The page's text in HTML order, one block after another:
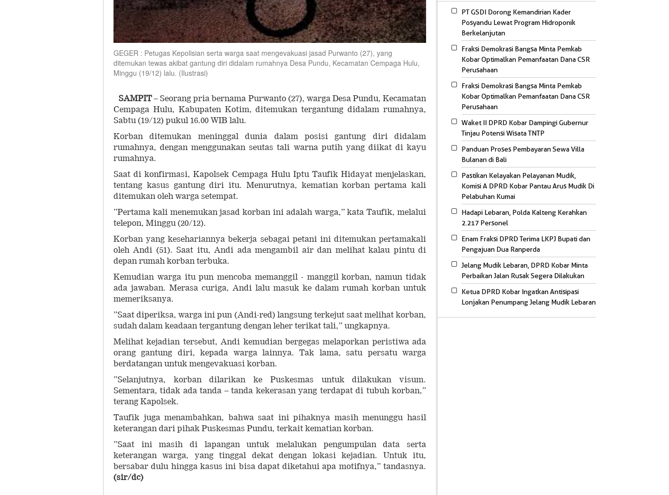
GEGER : Petugas Kepolisian serta warga saat mengevakuasi jasad Purwanto (27), yang
ditemukan tewas akibat gantung diri didalam rumahnya Desa Pundu, Kecamatan Cempaga Hulu,
Minggu (19/12) lalu. (Ilustrasi)
SAMPIT– Seorang pria bernama Purwanto (27), warga Desa Pundu, Kecamatan
Cempaga Hulu, Kabupaten Kotim, ditemukan tergantung didalam rumahnya,
Sabtu (19/12) pukul 16.00 WIB lalu.
Korban ditemukan meninggal dunia dalam posisi gantung diri didalam
rumahnya, dengan menggunakan seutas tali warna putih yang diikat di kayu
rumahnya.
Saat di konfirmasi, Kapolsek Cempaga Hulu Iptu Taufik Hidayat menjelaskan,
tentang kasus gantung diri itu. Menurutnya, kematian korban pertama kali
ditemukan oleh warga setempat.
”Pertama kali menemukan jasad korban ini adalah warga,” kata Taufik, melalui
telepon, Minggu (20/12).
Korban yang kesehariannya bekerja sebagai petani ini ditemukan pertamakali
oleh Andi (51). Saat itu, Andi ada mengambil air dan melihat kalau pintu di
depan rumah korban terbuka.
Kemudian warga itu pun mencoba memanggil - manggil korban, namun tidak
ada jawaban. Merasa curiga, Andi lalu masuk ke dalam rumah korban untuk
memeriksanya.
”Saat diperiksa, warga ini pun (Andi-red) langsung terkejut saat melihat korban,
sudah dalam keadaan tergantung dengan leher terikat tali,” ungkapnya.
Melihat kejadian tersebut, Andi kemudian bergegas melaporkan peristiwa ada
orang gantung diri, kepada warga lainnya. Tak lama, satu persatu warga
berdatangan untuk mengevakuasi korban.
”Selanjutnya, korban dilarikan ke Puskesmas untuk dilakukan visum.
Sementara, tidak ada tanda – tanda kekerasan yang terdapat di tubuh korban,”
terang Kapolsek.
Taufik juga menambahkan, bahwa saat ini pihaknya masih menunggu hasil
keterangan dari pihak Puskesmas Pundu, terkait kematian korban.
”Saat ini masih di lapangan untuk melalukan pengumpulan data serta
keterangan warga, yang tinggal dekat dengan lokasi kejadian. Untuk itu,
bersabar dulu hingga kasus ini bisa dapat diketahui apa motifnya,” tandasnya.
(sir/dc)
PT GSDI Dorong Kemandirian Kader
Posyandu Lewat Program Hidroponik
Berkelanjutan
Fraksi Demokrasi Bangsa Minta Pemkab
Kobar Optimalkan Pemanfaatan Dana CSR
Perusahaan
Fraksi Demokrasi Bangsa Minta Pemkab
Kobar Optimalkan Pemanfaatan Dana CSR
Perusahaan
Waket II DPRD Kobar Dampingi Gubernur
Tinjau Potensi Wisata TNTP
Panduan Proses Pembayaran Sewa Villa
Bulanan di Bali
Pastikan Kelayakan Pelayanan Mudik,
Komisi A DPRD Kobar Pantau Arus Mudik Di
Pelabuhan Kumai
Hadapi Lebaran, Polda Kalteng Kerahkan
2.217 Personel
Enam Fraksi DPRD Terima LKPJ Bupati dan
Pengajuan Dua Ranperda
Jelang Mudik Lebaran, DPRD Kobar Minta
Perbaikan Jalan Rusak Segera Dilakukan
Ketua DPRD Kobar Ingatkan Antisipasi
Lonjakan Penumpang Jelang Mudik Lebaran